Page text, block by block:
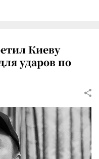
Киеву
ударов по